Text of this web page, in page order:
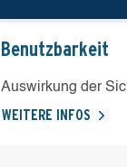
Benutz­barkeit
Auswirkung der
WEITERE INFOS